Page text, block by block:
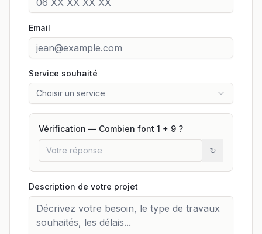
Email
Service souhaité
Choisir un service
Vérification — Combien font 1 + 9 ?
↻
Description de votre projet